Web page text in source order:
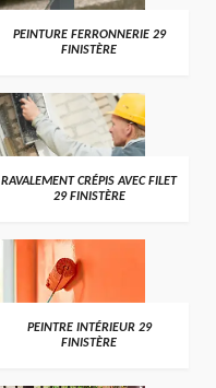
PEINTURE FERRONNERIE 29
FINISTÈRE
RAVALEMENT CRÉPIS AVEC FILET
29 FINISTÈRE
PEINTRE INTÉRIEUR 29
FINISTÈRE